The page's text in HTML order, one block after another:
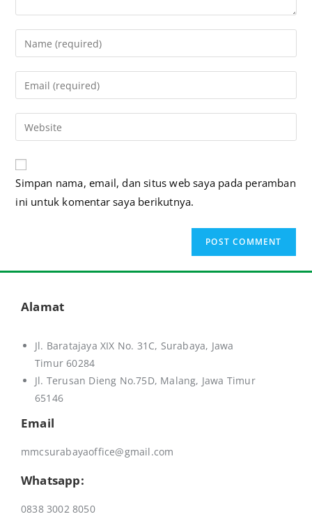
Simpan nama, email, dan situs web saya pada peramban
ini untuk komentar saya berikutnya.
a
Alamat
Jl. Baratajaya XIX No. 31C, Surabaya, Jawa
Timur 60284
Jl. Terusan Dieng No.75D, Malang, Jawa Timur
65146
Email
mmcsurabayaoffice@gmail.com
Whatsapp:
0838 3002 8050